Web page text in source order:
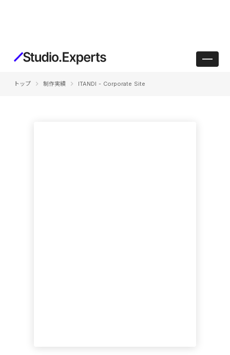
トップ keyboard_arrow_right 制作実績 keyboard_arrow_right ITANDI - Corporate Site